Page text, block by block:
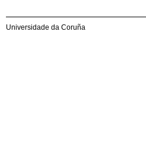
Universidade da Coruña